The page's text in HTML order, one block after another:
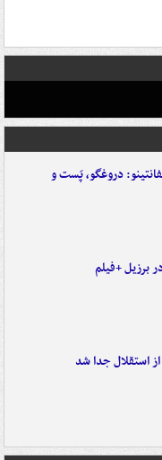
دروغگو، پَست‌ و
برزیل +فیلم
استقلال جدا شد